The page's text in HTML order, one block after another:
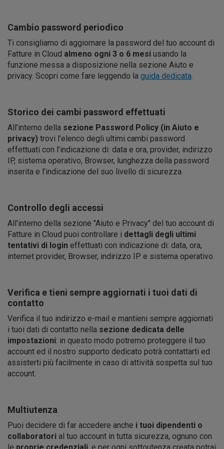
Cambio password periodico
Ti consigliamo di aggiornare la password del tuo account di
Fatture in Cloud almeno ogni 3 o 6 mesi usando la
funzione messa a disposizione nella sezione Aiuto e
privacy. Scopri come fare leggendo la guida dedicata.
Storico dei cambi password effettuati
All’interno della sezione Password Policy (in Aiuto e
privacy) trovi l’elenco degli ultimi cambi password
effettuati con l’indicazione di: data e ora, provider, indirizzo
IP, sistema operativo, Browser, lunghezza della password
inserita e l’indicazione del suo livello di sicurezza.
Controllo degli accessi
All'interno della sezione "Aiuto e Privacy" del tuo account di
Fatture in Cloud puoi controllare i dettagli degli ultimi
tentativi di login effettuati con indicazione di: data, ora,
internet provider, Browser, indirizzo IP e sistema operativo.
Verifica e tieni sempre aggiornati i tuoi dati di
contatto
Verifica il tuo indirizzo e-mail e mantieni sempre aggiornati
i tuoi dati di contatto nella sezione dedicata delle
impostazioni: in questo modo potremo proteggere il tuo
account ed il nostro supporto dedicato potrà contattarti ed
assisterti più facilmente in caso di attività sospetta sul tuo
account.
Multiutenza
Puoi decidere di far accedere anche i tuoi dipendenti o
collaboratori al tuo account in tutta sicurezza, ognuno con